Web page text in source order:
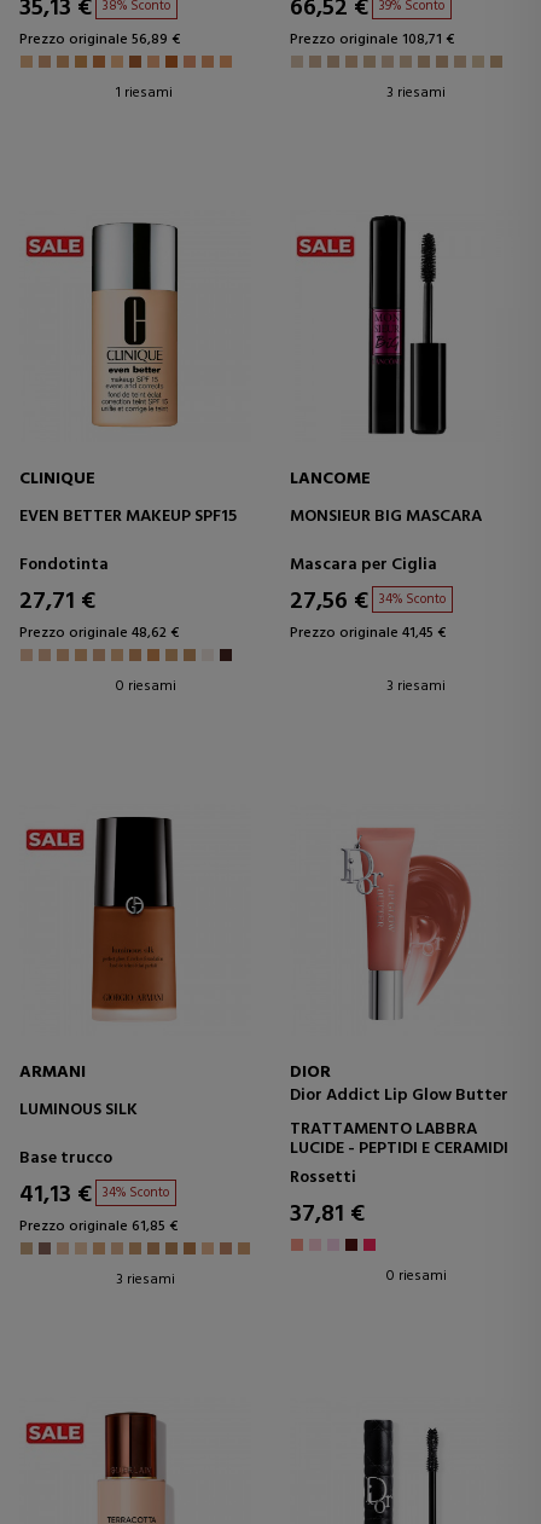
35,13 € 38% Sconto
Prezzo originale 56,89 €
1 riesami
66,52 € 39% Sconto
Prezzo originale 108,71 €
3 riesami
CLINIQUE
EVEN BETTER MAKEUP SPF15
Fondotinta
27,71 €
Prezzo originale 48,62 €
0 riesami
LANCOME
MONSIEUR BIG MASCARA
Mascara per Ciglia
27,56 € 34% Sconto
Prezzo originale 41,45 €
3 riesami
ARMANI
LUMINOUS SILK
Base trucco
41,13 € 34% Sconto
Prezzo originale 61,85 €
3 riesami
DIOR
Dior Addict Lip Glow Butter
TRATTAMENTO LABBRA
LUCIDE - PEPTIDI E CERAMIDI
Rossetti
37,81 €
0 riesami